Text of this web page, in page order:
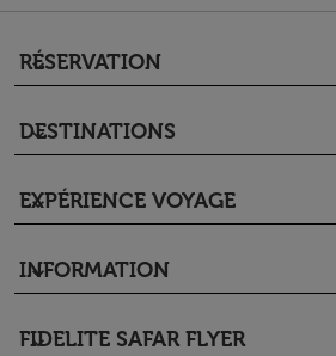
RÉSERVATION
keyboard_arrow_down
DESTINATIONS
keyboard_arrow_down
EXPÉRIENCE VOYAGE
keyboard_arrow_down
INFORMATION
keyboard_arrow_down
FIDELITE SAFAR FLYER
keyboard_arrow_down